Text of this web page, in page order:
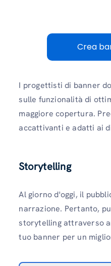
Crea
I progettisti di banner
sulle funzionalità di
maggiore copertura.
accattivanti e adatti ai
Storytelling
Al giorno d'oggi, il
narrazione. Pertanto,
storytelling attraverso
tuo banner per un